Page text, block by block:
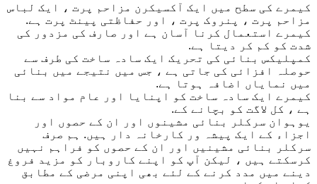
کیمرے کی سطح میں ایک آکسیکرن مزاحم پرت ، ایک لباس
مزاحم پرت ، پنروک پرت ، اور حفاظتی پینٹ پرت ہے.
کیمرے استعمال کرنا آسان ہے اور صارف کی مزدور کی
شدت کو کم کر دیتا ہے.
کمپلیکس بنائی کی تحریک ایک سادہ ساخت کی طرف سے
حوصلہ افزائی کی جاتی ہے ، جس میں نتیجے میں بنائی
میں نمایاں اضافہ ہوتا ہے.
کیمرے ایک سادہ ساخت کو اپنایا اور عام مواد سے بنا
ہے ، کل لاگت کو بچانے کے.
یوہوان سرکلر بنائی مشینوں اور ان کے حصوں اور
اجزاء کے ایک پیشہ ور کارخانہ دار ہیں. ہم صرف
سرکلر بنائی مشینیں اور ان کے حصوں کو فراہم نہیں
کرسکتے ہیں ، لیکن آپ کو اپنے کاروبار کو مزید فروغ
دینے میں مدد کرنے کے لئے بھی اپنی مرضی کے مطابق